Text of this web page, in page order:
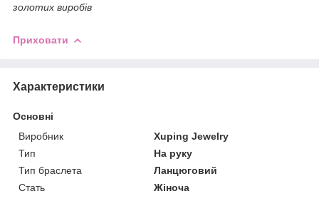
золотих виробів
Приховати
Характеристики
Основні
Виробник
Xuping Jewelry
Тип
На руку
Тип браслета
Ланцюговий
Стать
Жіноча